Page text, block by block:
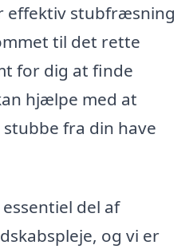
effektiv stubfræsning
til det rette
for dig at finde
hjælpe med at
fra din have
del af
og vi er